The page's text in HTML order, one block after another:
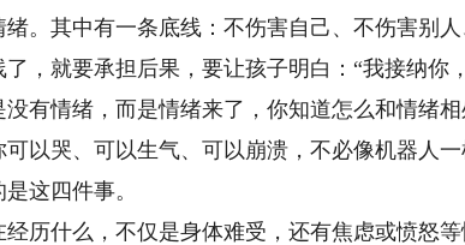
。其中有一条底线：不伤害自己、不伤害别
，就要承担后果，要让孩子明白：“我接纳你
情绪，而是情绪来了，你知道怎么和情绪相
以哭、可以生气、可以崩溃，不必像机器人
这四件事。
什么，不仅是身体难受，还有焦虑或愤怒等